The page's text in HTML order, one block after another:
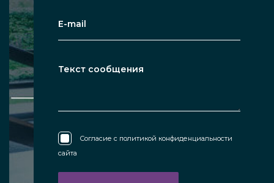
Согласие с политикой конфиденциальности
сайта